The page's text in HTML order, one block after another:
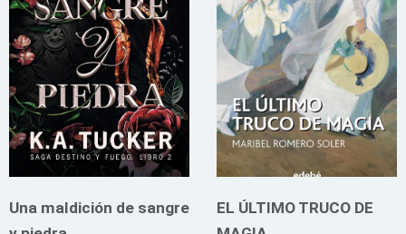
Una maldición de sangre
EL ÚLTIMO TRUCO DE